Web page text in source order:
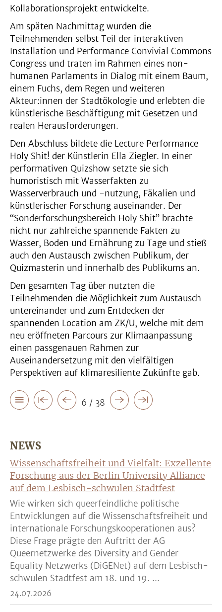
Kollaborationsprojekt entwickelte.
Am späten Nachmittag wurden die
Teilnehmenden selbst Teil der interaktiven
Installation und Performance Convivial Commons
Congress und traten im Rahmen eines non-
humanen Parlaments in Dialog mit einem Baum,
einem Fuchs, dem Regen und weiteren
Akteur:innen der Stadtökologie und erlebten die
künstlerische Beschäftigung mit Gesetzen und
realen Herausforderungen.
Den Abschluss bildete die Lecture Performance
Holy Shit! der Künstlerin Ella Ziegler. In einer
performativen Quizshow setzte sie sich
humoristisch mit Wasserfakten zu
Wasserverbrauch und -nutzung, Fäkalien und
künstlerischer Forschung auseinander. Der
“Sonderforschungsbereich Holy Shit” brachte
nicht nur zahlreiche spannende Fakten zu
Wasser, Boden und Ernährung zu Tage und stieß
auch den Austausch zwischen Publikum, der
Quizmasterin und innerhalb des Publikums an.
Den gesamten Tag über nutzten die
Teilnehmenden die Möglichkeit zum Austausch
untereinander und zum Entdecken der
spannenden Location am ZK/U, welche mit dem
neu eröffneten Parcours zur Klimaanpassung
einen passgenauen Rahmen zur
Auseinandersetzung mit den vielfältigen
Perspektiven auf klimaresiliente Zukünfte gab.
6 / 38
NEWS
Wissenschaftsfreiheit und Vielfalt: Exzellente
Forschung aus der Berlin University Alliance
auf dem Lesbisch-schwulen Stadtfest
Wie wirken sich queerfeindliche politische
Entwicklungen auf die Wissenschaftsfreiheit und
internationale Forschungskooperationen aus?
Diese Frage prägte den Auftritt der AG
Queernetzwerke des Diversity and Gender
Equality Netzwerks (DiGENet) auf dem Lesbisch-
schwulen Stadtfest am 18. und 19. ...
24.07.2026